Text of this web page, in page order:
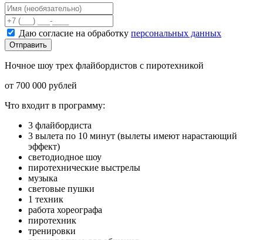
Даю согласие на обработку персональных данных
Отправить
Ночное шоу трех флайбордистов с пиротехникой
от 700 000 рублей
Что входит в программу:
3 флайбордиста
3 вылета по 10 минут (вылеты имеют нарастающий
эффект)
светодиодное шоу
пиротехнические выстрелы
музыка
световые пушки
1 техник
работа хореографа
пиротехник
тренировки